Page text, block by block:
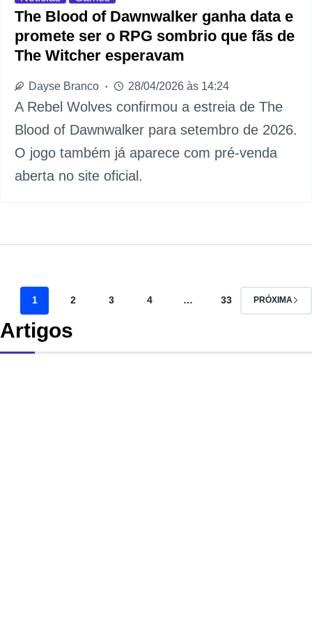
The Blood of Dawnwalker ganha data e
promete ser o RPG sombrio que fãs de
The Witcher esperavam
Dayse Branco 28/04/2026 às 14:24
A Rebel Wolves confirmou a estreia de The
Blood of Dawnwalker para setembro de 2026.
O jogo também já aparece com pré-venda
aberta no site oficial.
1 2 3 4 … 33 PRÓXIMA
Artigos